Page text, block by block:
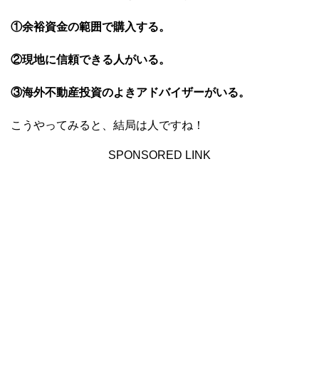
①余裕資金の範囲で購入する。
②現地に信頼できる人がいる。
③海外不動産投資のよきアドバイザーがいる。
こうやってみると、結局は人ですね！
SPONSORED LINK